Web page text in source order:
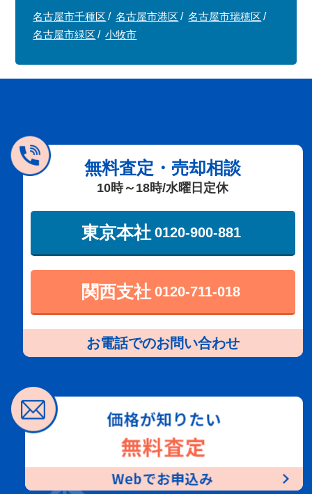
名古屋市千種区 名古屋市港区
名古屋市瑞穂区
名古屋市緑区
小牧市
無料査定・売却相談
10時～18時/水曜日定休
東京本社 0120-900-881
関西支社 0120-711-018
お電話でのお問い合わせ